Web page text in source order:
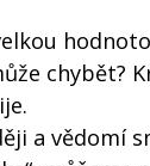
chybět?
a vědomí